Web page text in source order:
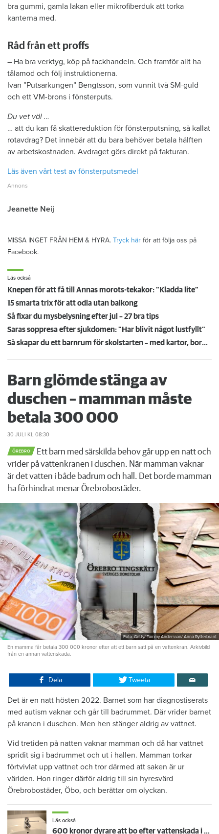
bra gummi, gamla lakan eller mikrofiberduk att torka
kanterna med.
Råd från ett proffs
– Ha bra verktyg, köp på fackhandeln. Och framför allt ha
tålamod och följ instruktionerna.
Ivan ”Putsarkungen” Bengtsson, som vunnit två SM-guld
och ett VM-brons i fönsterputs.
Du vet väl …
… att du kan få skattereduktion för fönsterputsning, så kallat
rotavdrag? Det innebär att du bara behöver betala hälften
av arbetskostnaden. Avdraget görs direkt på fakturan.
Läs även vårt test av fönsterputsmedel
Jeanette Neij
MISSA INGET FRÅN HEM & HYRA. Tryck här för att följa oss på
Facebook.
Läs också
Knepen för att få till Annas morots-tekakor: "Kladda lite"
15 smarta trix för att odla utan balkong
Så fixar du mysbelysning efter jul – 27 bra tips
Saras soppresa efter sjukdomen: "Har blivit något lustfyllt"
Så skapar du ett barnrum för skolstarten – med kartor, bord och belysning
Barn glömde stänga av
duschen – mamman måste
betala 300 000
30 JULI KL 08:30
ÖREBRO
Ett barn med särskilda behov går upp en natt och
vrider på vattenkranen i duschen. När mamman vaknar
är det vatten i både badrum och hall. Det borde mamman
ha förhindrat menar Örebrobostäder.
Foto: Getty/ Tommy Andersson/ Anna Rytterbrant
En mamma får betala 300 000 kronor efter att ett barn satt på en vattenkran. Arkivbild
från en annan vattenskada.
Dela Tweeta
Det är en natt hösten 2022. Barnet som har diagnostiserats
med autism vaknar och går till badrummet. Där vrider barnet
på kranen i duschen. Men hen stänger aldrig av vattnet.
Vid tretiden på natten vaknar mamman och då har vattnet
spridit sig i badrummet och ut i hallen. Mamman torkar
förtvivlat upp vattnet och tror därmed att saken är ur
världen. Hon ringer därför aldrig till sin hyresvärd
Örebrobostäder, Öbo, och berättar om olyckan.
Läs också
600 kronor dyrare att bo efter vattenskada i Varberg